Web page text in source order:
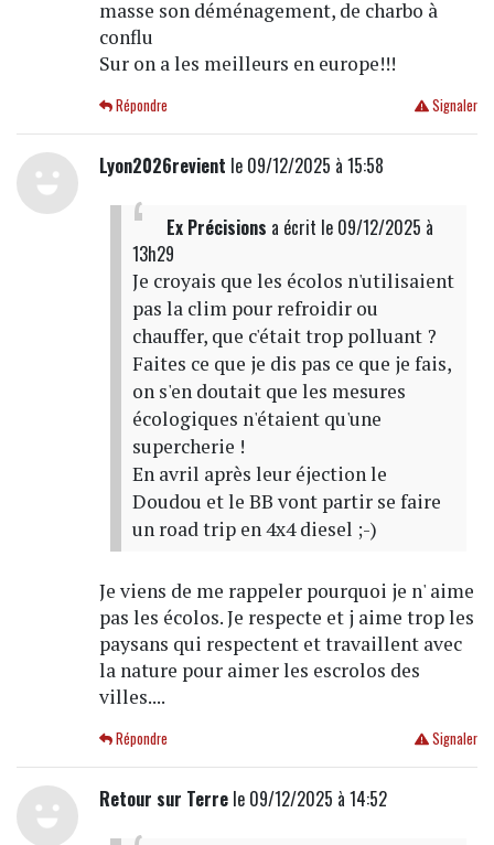
masse son déménagement, de charbo à
conflu
Sur on a les meilleurs en europe!!!
Signaler
Répondre
Lyon2026revient le 09/12/2025 à 15:58
Ex Précisions a écrit le 09/12/2025 à
13h29
Je croyais que les écolos n'utilisaient
pas la clim pour refroidir ou
chauffer, que c'était trop polluant ?
Faites ce que je dis pas ce que je fais,
on s'en doutait que les mesures
écologiques n'étaient qu'une
supercherie !
En avril après leur éjection le
Doudou et le BB vont partir se faire
un road trip en 4x4 diesel ;-)
Je viens de me rappeler pourquoi je n' aime
pas les écolos. Je respecte et j aime trop les
paysans qui respectent et travaillent avec
la nature pour aimer les escrolos des
villes....
Signaler
Répondre
Retour sur Terrele 09/12/2025 à 14:52